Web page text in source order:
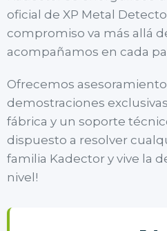
oficial de XP Metal
compromiso va más allá
acompañamos en cada
Ofrecemos
demostraciones
fábrica y un soporte
dispuesto a resolver
familia Kadector y vive la
nivel!